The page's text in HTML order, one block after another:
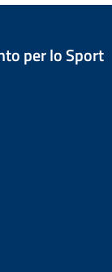
per lo Sport